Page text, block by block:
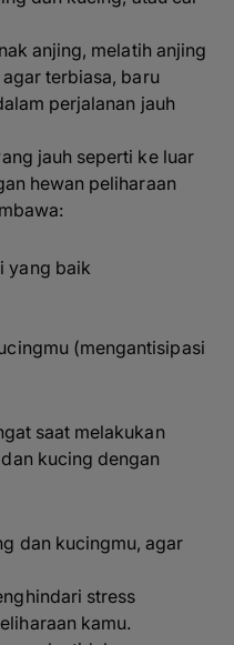
anjing, melatih anjing
terbiasa, baru
perjalanan jauh
jauh seperti ke luar
hewan peliharaan
yang baik
(mengantisipasi
saat melakukan
kucing dengan
dan kucingmu, agar
stress
kamu.